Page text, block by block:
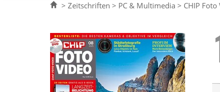
Zeitschriften PC & Multimedia CHIP